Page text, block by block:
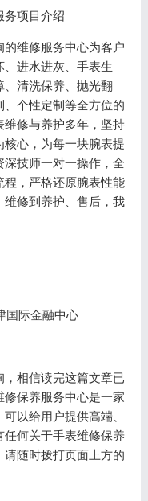
务项目介绍
维修服务中心为客户
进水进灰、手表生
、清洗保养、抛光翻
个性定制等全方位的
修与养护多年，坚持
核心，为每一块腕表提
技师一对一操作，全
，严格还原腕表性能
修到养护、售后，我
国际金融中心
相信读完这篇文章已
保养服务中心是一家
以给用户提供高端、
何关于手表维修保养
请随时拨打页面上方的